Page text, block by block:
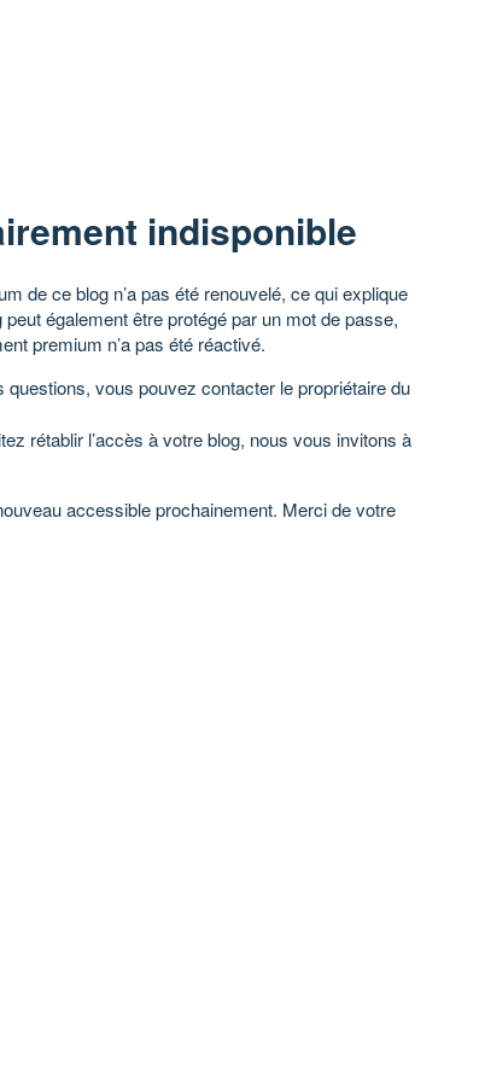
indisponible
de ce blog n’a pas été renouvelé, ce qui explique
également être protégé par un mot de passe,
premium n’a pas été réactivé.
questions, vous pouvez contacter le propriétaire du
rétablir l’accès à votre blog, nous vous invitons à
accessible prochainement. Merci de votre